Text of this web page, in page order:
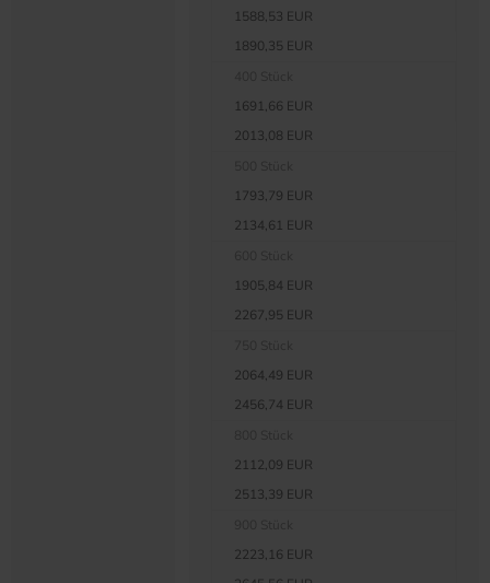
1588,53 EUR
1890,35 EUR
1691,66 EUR
2013,08 EUR
1793,79 EUR
2134,61 EUR
1905,84 EUR
2267,95 EUR
2064,49 EUR
2456,74 EUR
2112,09 EUR
2513,39 EUR
2223,16 EUR